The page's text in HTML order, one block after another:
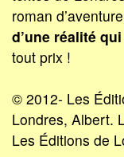
roman
d’une réalité
tout prix !
© 2012- Les
Londres, Albert.
Les Éditions de